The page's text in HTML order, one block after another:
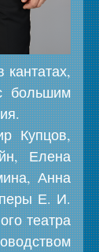
большим
Купцов,
Елена
Анна
Е. И.
театра